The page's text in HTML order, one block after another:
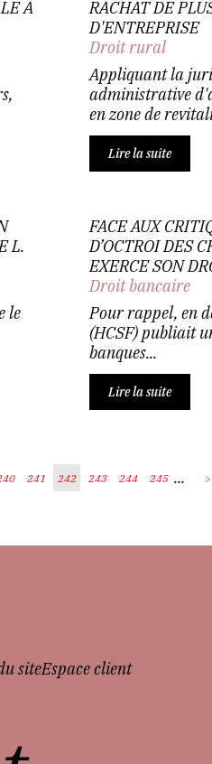
À
RACHAT DE
D'ENTREPRISE
Droit rural
Appliquant la
administrative
en zone de
Lire la suite
L.
le
FACE AUX
D’OCTROI DES
EXERCE SON
Droit bancaire
Pour rappel, en
(HCSF) publiait
banques...
Lire la suite
241 242 243 244 245 ... >
siteEspace client